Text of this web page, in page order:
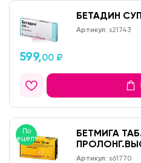
БЕТАДИН
Артикул: s21743
599,00 ₽
По
рецепту
БЕТМИГА
Артикул: s61770